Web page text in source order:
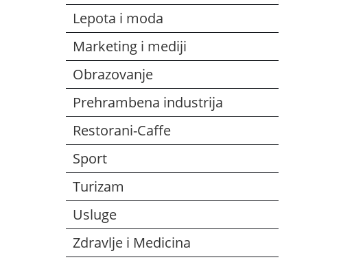
Lepota i moda
Marketing i mediji
Obrazovanje
Prehrambena industrija
Restorani-Caffe
Sport
Turizam
Usluge
Zdravlje i Medicina